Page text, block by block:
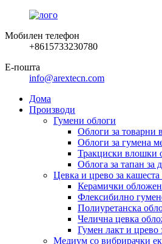
Мобилен телефон
+8615733230780
Е-пошта
info@arextecn.com
Дома
Производи
Гумени облоги
Облоги за товарни
Облоги за гумена
Тракциски влошки
Облога за тапан за
Цевка и црево за кашеста
Керамички
Флексибилно
Полиуретанска
Челична цевка
Гумен лакт и црево
Медиум со вибрирачки